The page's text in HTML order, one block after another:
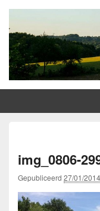
Labalade
img_0806-
Gepubliceerd 27/01/2014